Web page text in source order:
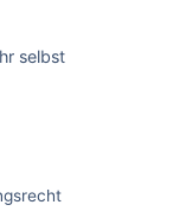
selbst